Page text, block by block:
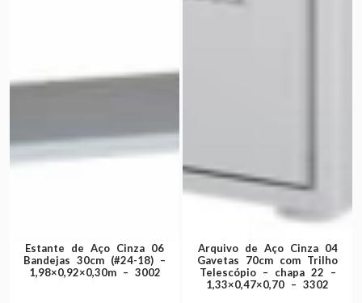
Estante de Aço Cinza 06
Bandejas 30cm (#24-18) –
1,98×0,92×0,30m – 3002
Arquivo de Aço Cinza 04
Gavetas 70cm com Trilho
Telescópio – chapa 22 –
1,33×0,47×0,70 – 3302